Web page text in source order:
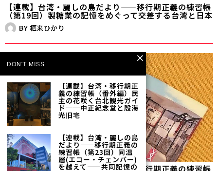
【連載】台湾・麗しの島だより——移行期正義の練習帳
（第19回）製糖業の記憶をめぐって交差する台湾と日本
BY 栖来ひかり
【連載】台湾・麗しの島だより——移行期正義の練習帳
DON'T MISS
【連載】台湾・移行期正
義の練習帳（番外編）民
主の花咲く台北観光ガイ
ド──中正紀念堂と殷海
光旧宅
【連載】台湾・麗しの島
だより——移行期正義の
練習帳（第23回）同温
層(エコー・チェンバー)
を越えて——共同記憶の